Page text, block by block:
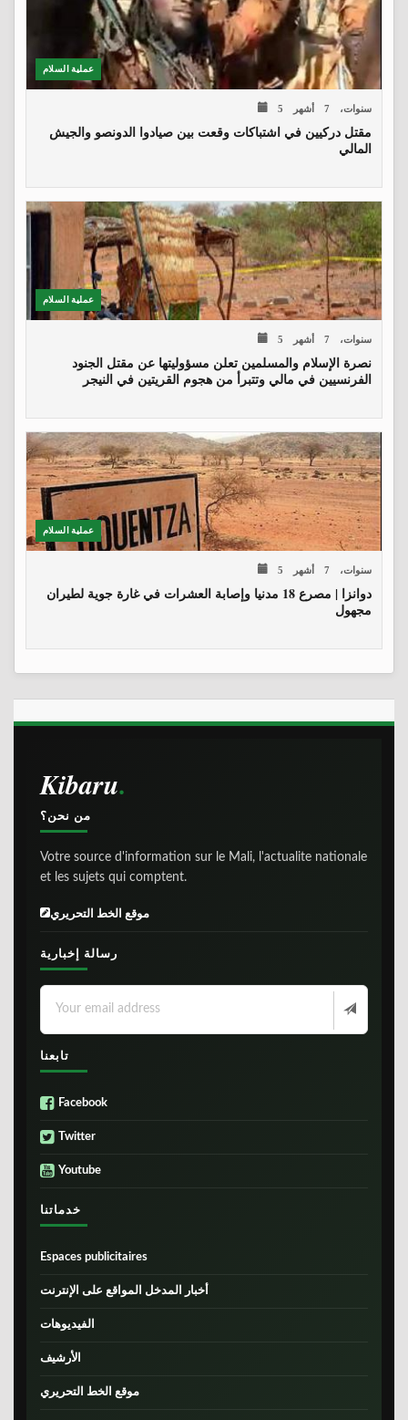
عملية السلام
5 سنوات، 7 أشهر
مقتل دركيين في اشتباكات وقعت بين صيادوا الدونصو والجيش
المالي
عملية السلام
5 سنوات، 7 أشهر
نصرة الإسلام والمسلمين تعلن مسؤوليتها عن مقتل الجنود
الفرنسيين في مالي وتتبرأ من هجوم القريتين في النيجر
عملية السلام
5 سنوات، 7 أشهر
دوانزا | مصرع 18 مدنيا وإصابة العشرات في غارة جوية لطيران
مجهول
Kibaru
من نحن؟
Votre source d'information sur le Mali, l'actualite nationale
et les sujets qui comptent.
موقع الخط التحريري
رسالة إخبارية
تابعنا
Facebook
Twitter
Youtube
خدماتنا
Espaces publicitaires
أخبار المدخل المواقع على الإنترنت
الفيديوهات
الأرشيف
موقع الخط التحريري